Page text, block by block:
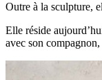
Outre à la sculpture,
Elle réside
avec son